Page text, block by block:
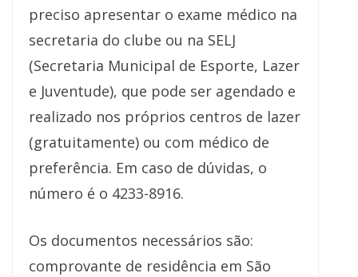
preciso apresentar o exame médico na
secretaria do clube ou na SELJ
(Secretaria Municipal de Esporte, Lazer
e Juventude), que pode ser agendado e
realizado nos próprios centros de lazer
(gratuitamente) ou com médico de
preferência. Em caso de dúvidas, o
número é o 4233-8916.
Os documentos necessários são:
comprovante de residência em São